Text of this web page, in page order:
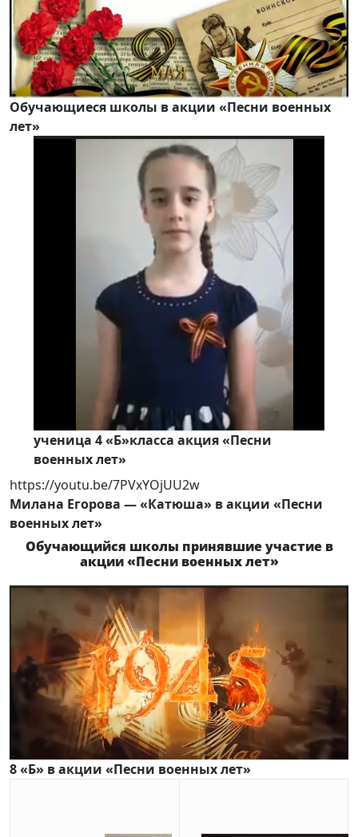
Обучающиеся школы в акции «Песни военных
лет»
ученица 4 «Б»класса акция «Песни
военных лет»
https://youtu.be/7PVxYOjUU2w
Милана Егорова — «Катюша» в акции «Песни
военных лет»
Обучающийся школы принявшие участие в
акции «Песни военных лет»
8 «Б» в акции «Песни военных лет»